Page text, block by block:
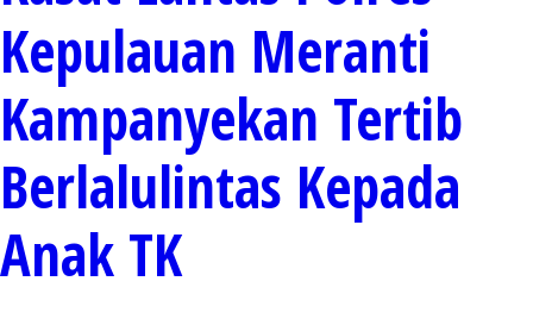
Kepulauan Meranti
Kampanyekan Tertib
Berlalulintas Kepada
Anak TK